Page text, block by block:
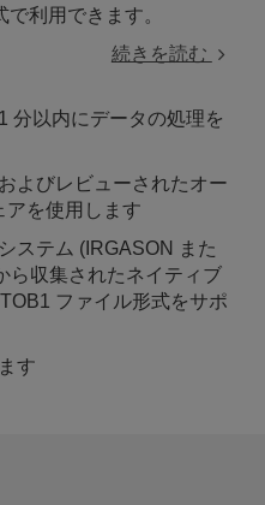
利用できます。
続きを読む
分以内にデータの処理を
よびレビューされたオー
アを使用します
ステム (IRGASON また
ら収集されたネイティブ
ファイル形式をサポ
す